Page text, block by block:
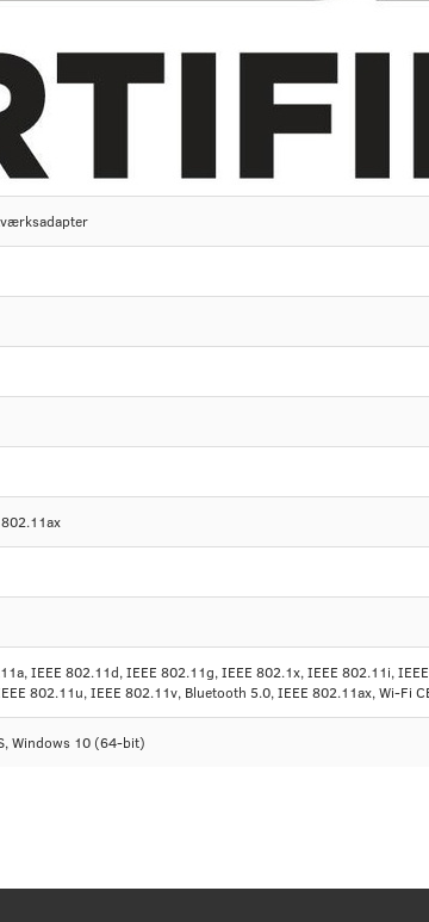
IEEE 802.11d, IEEE 802.11g, IEEE 802.1x, IEEE 802.11i,
802.11u, IEEE 802.11v, Bluetooth 5.0, IEEE 802.11ax, Wi-Fi
Windows 10 (64-bit)